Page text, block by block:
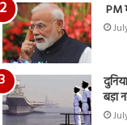
PM
बड़ा